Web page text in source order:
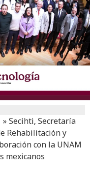
» Secihti, Secretaría
Rehabilitación y
con la UNAM
mexicanos